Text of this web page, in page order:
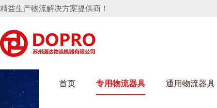
精益生产物流解决方案提供商！
首页 专用物流器具
葫芦娃短视频APP安装下载进入架 通用物流器具
乌龟车/平台车
化纤纺织行业